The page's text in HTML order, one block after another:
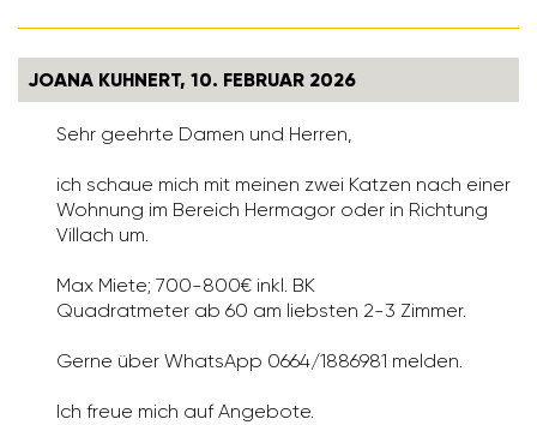
JOANA KUHNERT, 10. FEBRUAR 2026
Sehr geehrte Damen und Herren,
ich schaue mich mit meinen zwei Katzen nach einer
Wohnung im Bereich Hermagor oder in Richtung
Villach um.
Max Miete; 700-800€ inkl. BK
Quadratmeter ab 60 am liebsten 2-3 Zimmer.
Gerne über WhatsApp 0664/1886981 melden.
Ich freue mich auf Angebote.